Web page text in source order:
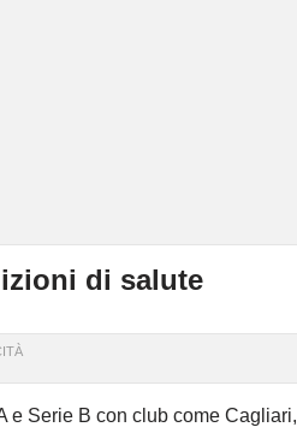
di salute
e Serie B con club come Cagliari,